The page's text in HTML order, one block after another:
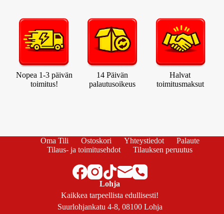
Nopea 1-3 päivän
toimitus!
14 Päivän
palautusoikeus
Halvat
toimitusmaksut
Oma Tili Ostoskori Yhteystiedot
Palaute
Tilaus- ja toimitusehdot
Tilauksen peruutus
Lohja
Kaikkea tarpeellista edullisesti!
Suurlohjankatu 4-8, 08100 Lohja